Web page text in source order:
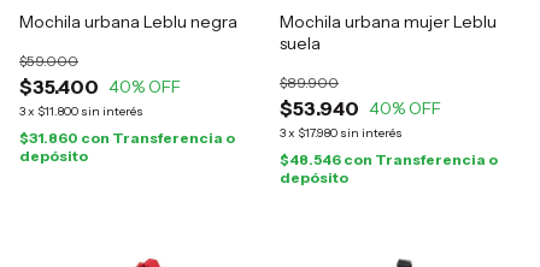
Mochila urbana Leblu negra
$35.400
$59.000
40% OFF
3x $11.800 sin interés
$31.860 con Transferencia o
depósito
Mochila urbana mujer Leblu
suela
$53.940
$89.900
40% OFF
3x $17.980 sin interés
$48.546 con Transferencia o
depósito